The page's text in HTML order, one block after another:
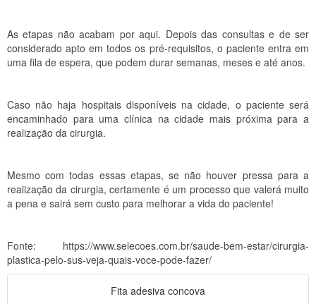
As etapas não acabam por aqui. Depois das consultas e de ser
considerado apto em todos os pré-requisitos, o paciente entra em
uma fila de espera, que podem durar semanas, meses e até anos.
Caso não haja hospitais disponíveis na cidade, o paciente será
encaminhado para uma clínica na cidade mais próxima para a
realização da cirurgia.
Mesmo com todas essas etapas, se não houver pressa para a
realização da cirurgia, certamente é um processo que valerá muito
a pena e sairá sem custo para melhorar a vida do paciente!
Fonte: https://www.selecoes.com.br/saude-bem-estar/cirurgia-
plastica-pelo-sus-veja-quais-voce-pode-fazer/
Fita adesiva concova